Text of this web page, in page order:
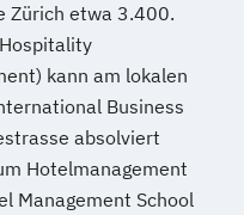
Zürich etwa 3.400.
kann am lokalen
Business
absolviert
Hotelmanagement
Management School